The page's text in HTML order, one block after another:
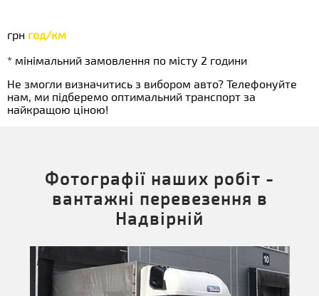
грн год/км
* мінімальний замовлення по місту 2 години
Не змогли визначитись з вибором авто? Телефонуйте
нам, ми підберемо оптимальний транспорт за
найкращою ціною!
Фотографії наших робіт -
вантажні перевезення в
Надвірній